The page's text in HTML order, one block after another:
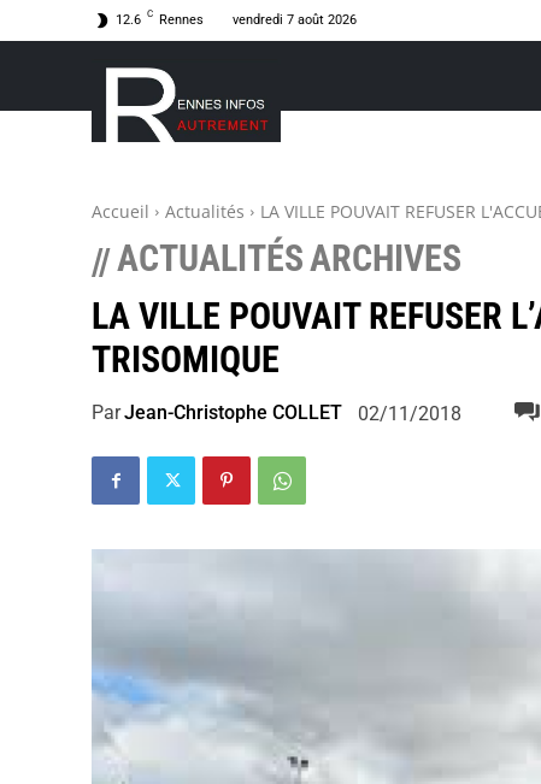
12.6 C Rennes vendredi 7 août 2026
Accueil Actualités LA VILLE POUVAIT REFUSER
//ACTUALITÉSARCHIVES
LA VILLE POUVAIT REFUSER
TRISOMIQUE
ParJean-Christophe COLLET 02/11/2018